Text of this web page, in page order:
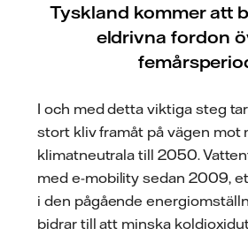
Tyskland kommer att
eldrivna fordon
I och med detta viktiga steg
stort kliv framåt på vägen mot
klimatneutrala till 2050.
med e-mobility sedan 2009,
i den pågående
bidrar till att minska